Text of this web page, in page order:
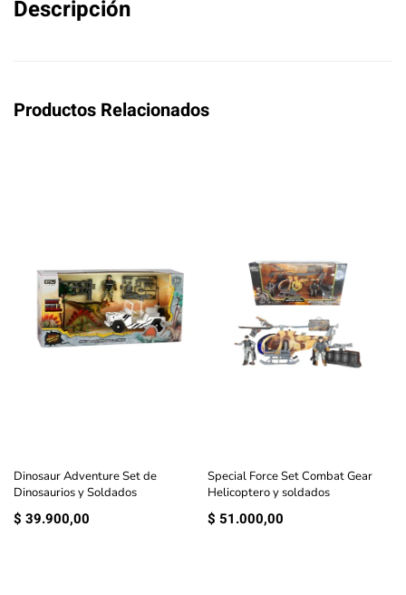
Descripción
Productos Relacionados
Dinosaur Adventure Set de
Dinosaurios y Soldados
$ 39.900,00
Special Force Set Combat Gear
Helicoptero y soldados
$ 51.000,00